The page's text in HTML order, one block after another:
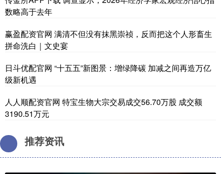
数略高于去年
赢盈配资官网 满清不但没有抹黑崇祯，反而把这个人形畜生
拼命洗白｜文史宴
日斗优配官网 “十五五”新图景：增绿降碳 加减之间再造万亿
级新机遇
人人顺配资官网 特宝生物大宗交易成交56.70万股 成交额
3190.51万元
推荐资讯